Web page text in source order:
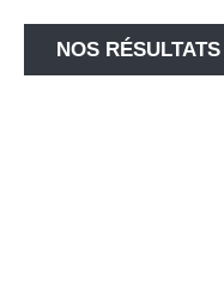
NOS RÉSULTATS